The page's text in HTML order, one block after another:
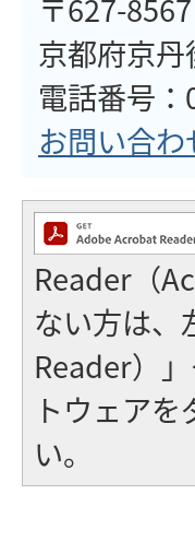
〒627-8567
京都府京
電話番号
お問い合
Reader（
ない方は
Reader）
トウェア
い。